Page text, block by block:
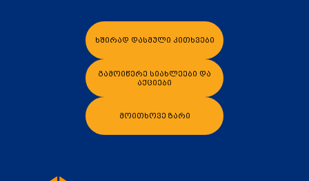
ხშირად დასმული კითხვები
გამოიწერე სიახლეები და
აქციები
მოითხოვე ზარი